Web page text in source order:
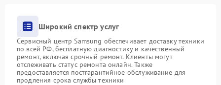
Широкий спектр услуг
Сервисный центр Samsung обеспечивает доставку техники
по всей РФ, бесплатную диагностику и качественный
ремонт, включая срочный ремонт. Клиенты могут
отслеживать статус ремонта онлайн. Также
предоставляется постгарантийное обслуживание для
продления срока службы техники